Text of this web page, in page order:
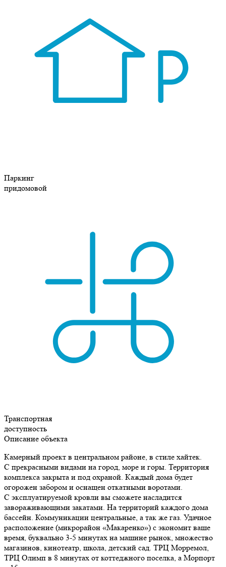
Паркинг
придомовой
Транспортная
доступность
Описание объекта
Камерный проект в центральном районе, в стиле хайтек.
С прекрасными видами на город, море и горы. Территория
комплекса закрыта и под охраной. Каждый дома будет
огорожен забором и оснащен откатными воротами.
С эксплуатируемой кровли вы сможете насладится
завораживающими закатами. На территорий каждого дома
бассейн. Коммуникации центральные, а так же газ. Удачное
расположение (микрорайон «Макаренко») с экономит ваше
время, буквально 3-5 минутах на машине рынок, множество
магазинов, кинотеатр, школа, детский сад. ТРЦ Морремол,
ТРЦ Олимп в 8 минутах от коттеджного поселка, а Морпорт